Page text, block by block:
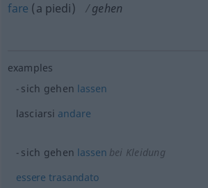
fare (a piedi) gehen
examples
sich gehen lassen
lasciarsi andare
sich gehen lassen bei Kleidung
essere trasandato